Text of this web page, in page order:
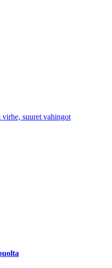
suuret vahingot